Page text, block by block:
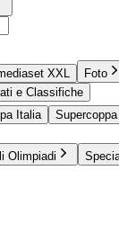
XXL
Foto
e Classifiche
Italia
Olimpiadi